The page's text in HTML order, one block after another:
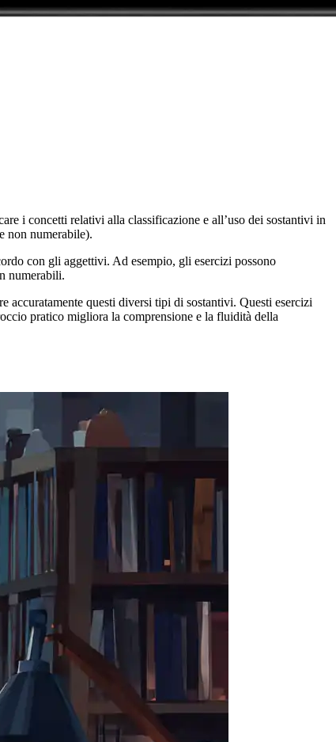
i concetti relativi alla classificazione e all’uso dei sostantivi in
non numerabile).
con gli aggettivi. Ad esempio, gli esercizi possono
numerabili.
accuratamente questi diversi tipi di sostantivi. Questi esercizi
pratico migliora la comprensione e la fluidità della